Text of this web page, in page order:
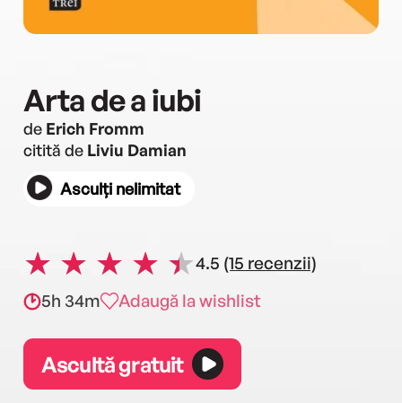
Arta de a iubi
de Erich Fromm
citită de Liviu Damian
Asculți nelimitat
4.5 (15 recenzii)
5h 34m
Adaugă la wishlist
Ascultă gratuit